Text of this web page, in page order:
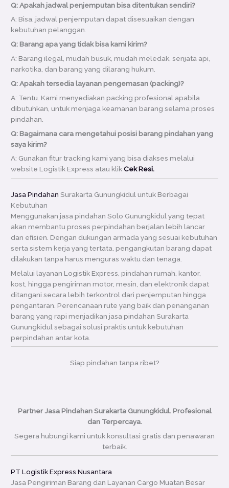
Q: Apakah jadwal penjemputan bisa ditentukan sendiri?
A: Bisa, jadwal penjemputan dapat disesuaikan dengan
kebutuhan pelanggan.
Q: Barang apa yang tidak bisa kami kirim?
A: Barang ilegal, mudah busuk, mudah meledak, senjata api,
narkotika, dan barang yang dilarang hukum.
Q: Apakah tersedia layanan pengemasan (packing)?
A: Tentu. Kami menyediakan packing profesional apabila
dibutuhkan, untuk menjaga keamanan barang selama proses
pindahan.
Q: Bagaimana cara mengetahui posisi barang pindahan yang
saya kirim?
A: Gunakan fitur tracking kami yang bisa diakses melalui
website Logistik Express atau klikCek Resi.
Jasa Pindahan Surakarta Gunungkidul untuk Berbagai
Kebutuhan
Menggunakan jasa pindahan Solo Gunungkidul yang tepat
akan membantu proses perpindahan berjalan lebih lancar
dan efisien. Dengan dukungan armada yang sesuai kebutuhan
serta sistem kerja yang tertata, pengangkutan barang dapat
dilakukan tanpa harus menguras waktu dan tenaga.
Melalui layanan Logistik Express, pindahan rumah, kantor,
kost, hingga pengiriman motor, mesin, dan elektronik dapat
ditangani secara lebih terkontrol dari penjemputan hingga
pengantaran. Perencanaan rute yang baik dan penanganan
barang yang rapi menjadikan jasa pindahan Surakarta
Gunungkidul sebagai solusi praktis untuk kebutuhan
perpindahan antar kota.
Siap pindahan tanpa ribet?
Partner Jasa Pindahan Surakarta Gunungkidul. Profesional
dan Terpercaya.
Segera hubungi kami untuk konsultasi gratis dan penawaran
terbaik.
PT Logistik Express Nusantara
Jasa Pengiriman Barang dan Layanan Cargo Muatan Besar